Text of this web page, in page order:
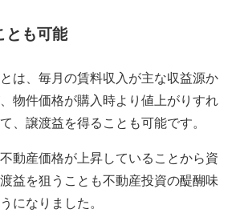
とも可能
は、毎月の賃料収入が主な収益源か
物件価格が購入時より値上がりすれ
、譲渡益を得ることも可能です。
動産価格が上昇していることから資
益を狙うことも不動産投資の醍醐味
になりました。